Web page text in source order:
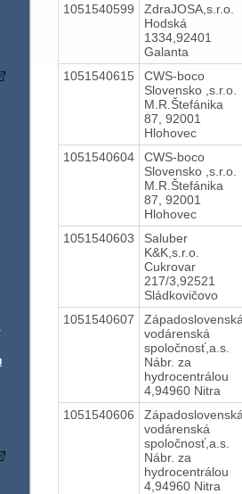
1051540599
ZdraJOSA,s.r.o.
Hodská
1334,92401
Galanta
1051540615
CWS-boco
Slovensko ,s.r.o.
M.R.Štefánika
87, 92001
Hlohovec
1051540604
CWS-boco
Slovensko ,s.r.o.
M.R.Štefánika
87, 92001
Hlohovec
1051540603
Saluber
K&K,s.r.o.
Cukrovar
217/3,92521
Sládkovičovo
1051540607
Západoslovenská
vodárenská
spoločnosť,a.s.
Nábr. za
hydrocentrálou
4,94960 Nitra
1051540606
Západoslovenská
vodárenská
spoločnosť,a.s.
Nábr. za
hydrocentrálou
4,94960 Nitra